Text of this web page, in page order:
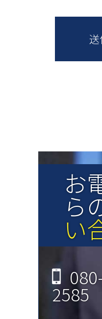
者情報
ついて
ポリシ
ます。
す。
1.収集
報及び
送
お
ら
い
2585